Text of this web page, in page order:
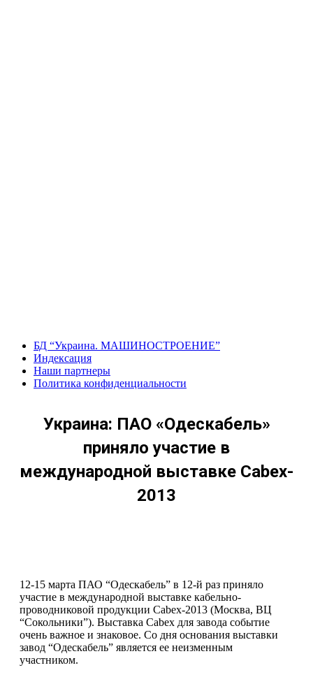
содержанию
БД “Украина. МАШИНОСТРОЕНИЕ”
Индекcация
Наши партнеры
Политика конфиденциальности
Украина: ПАО «Одескабель»
приняло участие в
международной выставке Cabex-
2013
12-15 марта ПАО “Одескабель” в 12-й раз приняло
участие в международной выставке кабельно-
проводниковой продукции Cabex-2013 (Москва, ВЦ
“Сокольники”). Выставка Cabex для завода событие
очень важное и знаковое. Со дня основания выставки
завод “Одескабель” является ее неизменным
участником.